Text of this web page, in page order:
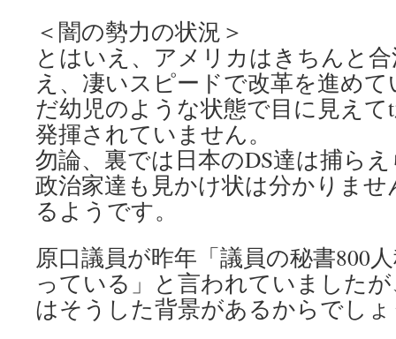
＜闇の勢力の状況＞
とはいえ、アメリカはきちんと
え、凄いスピードで改革を進め
だ幼児のような状態で目に見え
発揮されていません。
勿論、裏では日本のDS達は捕ら
政治家達も見かけ状は分かりま
るようです。
原口議員が昨年「議員の秘書800
っている」と言われていました
はそうした背景があるからでし